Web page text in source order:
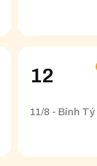
12
11/8 - Bính Tý